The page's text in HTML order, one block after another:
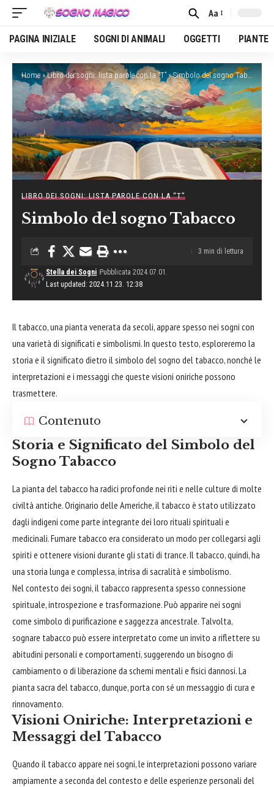
Font
Resizer
Aa
PAGINA INIZIALE SOGNI DI ANIMALI OGGETTI PIANTE
Home»Libro dei sogni: lista parole con la “T” »Simbolo del sogno Tabacco
LIBRO DEI SOGNI: LISTA PAROLE CON LA “T”
Simbolo del sogno Tabacco
Last updated: 2024.11.23. 12:38
Stella dei Sogni Pubblicata 2024.07.01.
3 min di lettura
Il tabacco, una pianta venerata da secoli, appare spesso nei sogni con
una varietà di significati e simbolismi. In questo testo, esploreremo la
storia e il significato dietro il simbolo del sogno del tabacco, nonché le
interpretazioni e i messaggi che queste visioni oniriche possono
trasmettere.
Contenuto
Storia e Significato del Simbolo del
Sogno Tabacco
La pianta del tabacco ha radici profonde nei riti e nelle culture di molte
civiltà antiche. Originario delle Americhe, il tabacco è stato utilizzato
dagli indigeni come parte integrante dei loro rituali spirituali e
medicinali. Fumare tabacco era considerato un modo per collegarsi agli
spiriti e ottenere visioni durante gli stati di trance. Il tabacco, quindi, ha
una storia lunga e complessa, intrisa di sacralità e simbolismo.
Nel contesto dei sogni, il tabacco rappresenta spesso connessione
spirituale, introspezione e trasformazione. Può apparire nei sogni
come simbolo di purificazione e saggezza ancestrale. Talvolta,
sognare tabacco può essere interpretato come un invito a riflettere su
abitudini personali e comportamenti, suggerendo un bisogno di
cambiamento o di liberazione da schemi mentali e fisici dannosi. La
pianta sacra del tabacco, dunque, porta con sé un messaggio di cura e
rinnovamento.
Visioni Oniriche: Interpretazioni e
Messaggi del Tabacco
Quando il tabacco appare nei sogni, le interpretazioni possono variare
ampiamente a seconda del contesto e delle esperienze personali del